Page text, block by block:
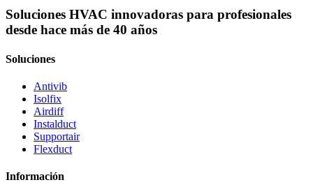
Soluciones HVAC innovadoras para profesionales
desde hace más de 40 años
Soluciones
Antivib
Isolfix
Airdiff
Instalduct
Supportair
Flexduct
Información